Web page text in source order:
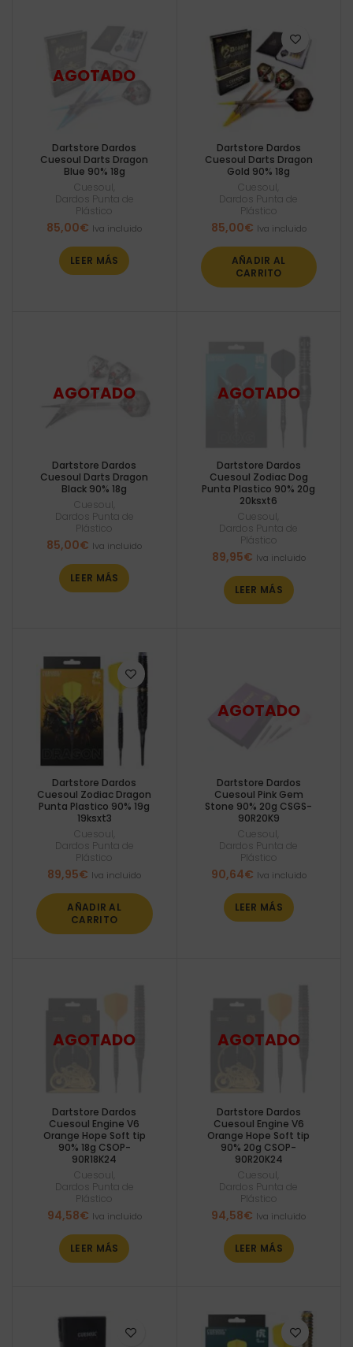
Dartstore Dardos
Cuesoul Darts Dragon
Blue 90% 18g
Cuesoul
Dardos Punta de
Plástico
85,00€ Iva incluido
LEER MÁS
Dartstore Dardos
Cuesoul Darts Dragon
Gold 90% 18g
Cuesoul
Dardos Punta de
Plástico
85,00€ Iva incluido
AÑADIR AL
CARRITO
Dartstore Dardos
Cuesoul Darts Dragon
Black 90% 18g
Cuesoul
Dardos Punta de
Plástico
85,00€ Iva incluido
LEER MÁS
Dartstore Dardos
Cuesoul Zodiac Dog
Punta Plastico 90% 20g
20ksxt6
Cuesoul
Dardos Punta de
Plástico
89,95€ Iva incluido
LEER MÁS
Dartstore Dardos
Cuesoul Zodiac Dragon
Punta Plastico 90% 19g
19ksxt3
Cuesoul
Dardos Punta de
Plástico
89,95€ Iva incluido
AÑADIR AL
CARRITO
Dartstore Dardos
Cuesoul Pink Gem
Stone 90% 20g CSGS-
90R20K9
Cuesoul
Dardos Punta de
Plástico
90,64€ Iva incluido
LEER MÁS
Dartstore Dardos
Cuesoul Engine V6
Orange Hope Soft tip
90% 18g CSOP-
90R18K24
Cuesoul
Dardos Punta de
Plástico
94,58€ Iva incluido
LEER MÁS
Dartstore Dardos
Cuesoul Engine V6
Orange Hope Soft tip
90% 20g CSOP-
90R20K24
Cuesoul
Dardos Punta de
Plástico
94,58€ Iva incluido
LEER MÁS